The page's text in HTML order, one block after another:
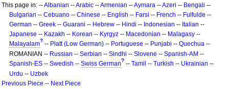
This page in: --Albanian --Arabic --Armenian --Aymara --Azeri -- Bengali --
Bulgarian -- Cebuano -- Chinese -- English -- Farsi -- French -- Fulfulde --
German -- Greek -- Guarani -- Hebrew -- Hindi -- Indonesian -- Italian --
Japanese -- Kazakh -- Korean -- Kyrgyz -- Macedonian -- Malagasy --
Malayalam? -- Platt (Low German) -- Portuguese -- Punjabi -- Quechua --
ROMANIAN -- Russian -- Serbian -- Sindhi -- Slovene -- Spanish-AM --
Spanish-ES -- Swedish -- Swiss German? -- Tamil -- Turkish -- Ukrainian --
Urdu -- Uzbek
Previous Piece -- Next Piece